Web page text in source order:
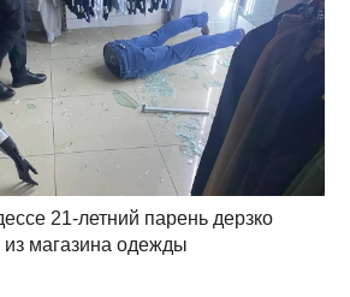
21-летний парень дерзко
магазина одежды